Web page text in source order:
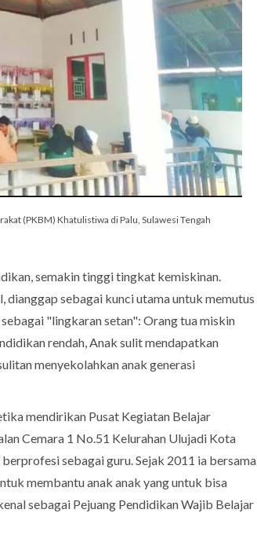
(PKBM) Khatulistiwa di Palu, Sulawesi Tengah
semakin tinggi tingkat kemiskinan.
sebagai kunci utama untuk memutus
"lingkaran setan": Orang tua miskin
rendah, Anak sulit mendapatkan
menyekolahkan anak generasi
mendirikan Pusat Kegiatan Belajar
Cemara 1 No.51 Kelurahan Ulujadi Kota
sebagai guru. Sejak 2011 ia bersama
membantu anak anak yang untuk bisa
sebagai Pejuang Pendidikan Wajib Belajar